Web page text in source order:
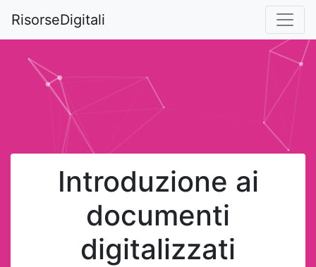
RisorseDigitali
Introduzione ai
documenti
digitalizzati